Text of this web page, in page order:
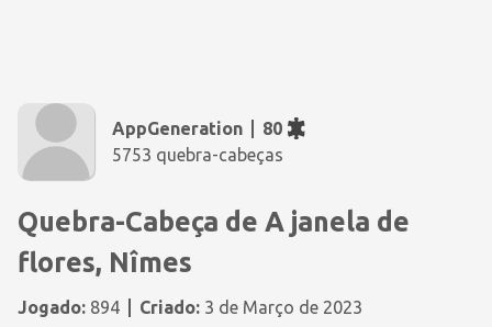
AppGeneration
80
5753 quebra-cabeças
Quebra-Cabeça de A janela de
flores, Nîmes
Jogado: 894 Criado: 3 de Março de 2023